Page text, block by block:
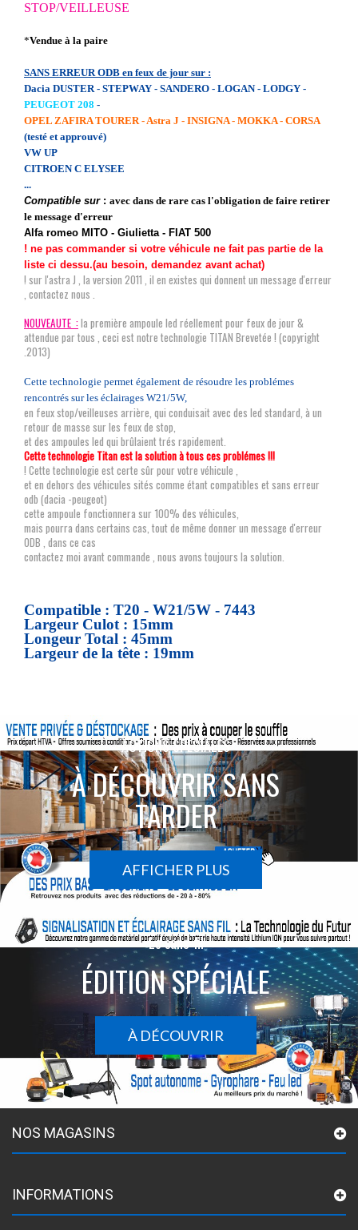
STOP/VEILLEUSE
*Vendue à la paire
SANS ERREUR ODB en feux de jour sur :
Dacia DUSTER - STEPWAY - SANDERO - LOGAN - LODGY -
PEUGEOT 208 -
OPEL ZAFIRA TOURER - Astra J - INSIGNA - MOKKA - CORSA
(testé et approuvé)
VW UP
CITROEN C ELYSEE
...
Compatible sur: avec dans de rare cas l'obligation de faire retirer
le message d'erreur
Alfa romeo MITO - Giulietta - FIAT 500
! ne pas commander si votre véhicule ne fait pas partie de la
liste ci dessu.(au besoin, demandez avant achat)
! sur l'astra J , la version 2011 , il en existes qui donnent un message d'erreur
, contactez nous .
NOUVEAUTE :la première ampoule led réellement pour feux de jour &
attendue par tous , ceci est notre technologie TITAN Brevetée ! (copyright
.2013)
Cette technologie permet également de résoudre les problémes
rencontrés sur les éclairages W21/5W,
en feux stop/veilleuses arrière, qui conduisait avec des led standard, à un
retour de masse sur les feux de stop,
et des ampoules led qui brûlaient trés rapidement.
Cette technologie Titan est la solution à tous ces problémes !!!
! Cette technologie est certe sûr pour votre véhicule ,
et en dehors des véhicules sités comme étant compatibles et sans erreur
odb (dacia -peugeot)
cette ampoule fonctionnera sur 100% des véhicules,
mais pourra dans certains cas, tout de même donner un message d'erreur
ODB , dans ce cas
contactez moi avant commande , nous avons toujours la solution.
Compatible : T20 - W21/5W - 7443
Largeur Culot : 15mm
Longeur Total : 45mm
Largeur de la tête : 19mm
ACTIONS SPÉCIALES
À DÉCOUVRIR SANS
TARDER
AFFICHER PLUS
Le sans-fil
ÉDITION SPÉCIALE
À DÉCOUVRIR
NOS MAGASINS
INFORMATIONS